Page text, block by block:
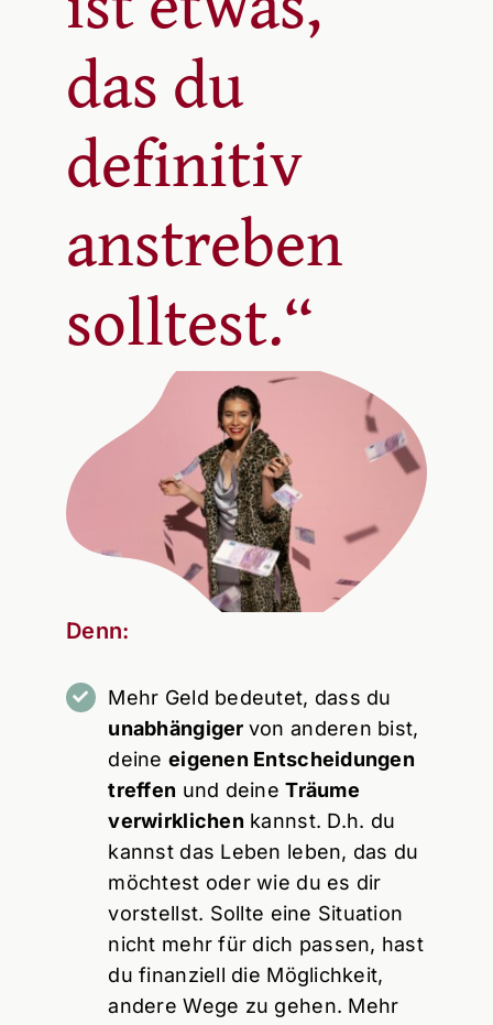
das du
definitiv
anstreben
solltest.“
Denn:
Mehr Geld bedeutet, dass du
unabhängiger von anderen bist,
deineeigenen Entscheidungen
treffen und deineTräume
verwirklichen kannst. D.h. du
kannst das Leben leben, das du
möchtest oder wie du es dir
vorstellst. Sollte eine Situation
nicht mehr für dich passen, hast
du finanziell die Möglichkeit,
andere Wege zu gehen. Mehr